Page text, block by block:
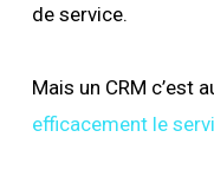
de service.
Mais un CRM c’est
efficacement le